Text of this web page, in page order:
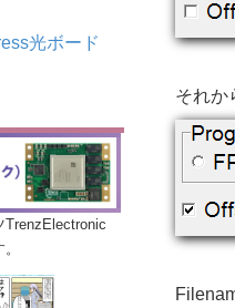
光ボード
TrenzElectronic
それか